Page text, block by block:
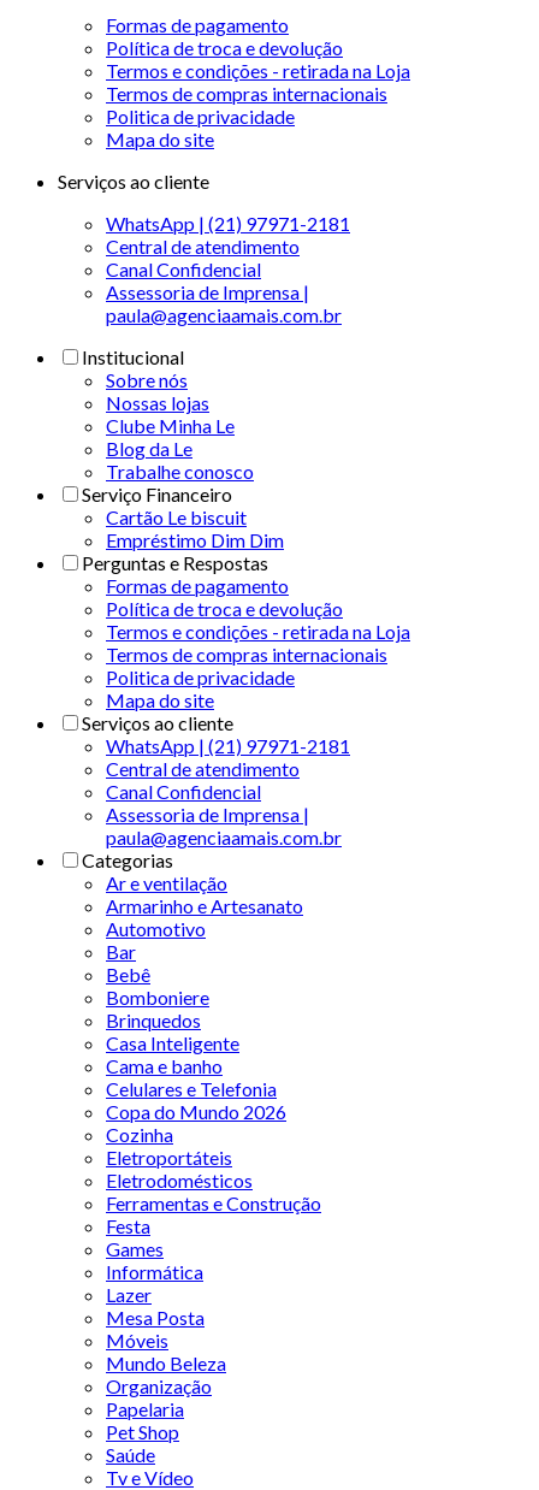
Formas de pagamento
Política de troca e devolução
Termos e condições - retirada na Loja
Termos de compras internacionais
Politica de privacidade
Mapa do site
Serviços ao cliente
WhatsApp | (21) 97971-2181
Central de atendimento
Canal Confidencial
Assessoria de Imprensa |
paula@agenciaamais.com.br
Institucional
Sobre nós
Nossas lojas
Clube Minha Le
Blog da Le
Trabalhe conosco
Serviço Financeiro
Cartão Le biscuit
Empréstimo Dim Dim
Perguntas e Respostas
Formas de pagamento
Política de troca e devolução
Termos e condições - retirada na Loja
Termos de compras internacionais
Politica de privacidade
Mapa do site
Serviços ao cliente
WhatsApp | (21) 97971-2181
Central de atendimento
Canal Confidencial
Assessoria de Imprensa |
paula@agenciaamais.com.br
Categorias
Ar e ventilação
Armarinho e Artesanato
Automotivo
Bar
Bebê
Bomboniere
Brinquedos
Casa Inteligente
Cama e banho
Celulares e Telefonia
Copa do Mundo 2026
Cozinha
Eletroportáteis
Eletrodomésticos
Ferramentas e Construção
Festa
Games
Informática
Lazer
Mesa Posta
Móveis
Mundo Beleza
Organização
Papelaria
Pet Shop
Saúde
Tv e Vídeo